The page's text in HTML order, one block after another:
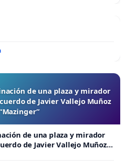
de una plaza y mirador
de Javier Vallejo Muñoz
de una plaza y mirador
de Javier Vallejo Muñoz